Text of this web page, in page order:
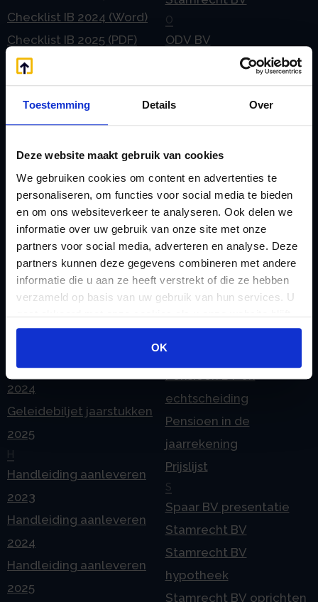
Toestemming Details Over
Deze website maakt gebruik van cookies
We gebruiken cookies om content en advertenties te
personaliseren, om functies voor social media te bieden
en om ons websiteverkeer te analyseren. Ook delen we
informatie over uw gebruik van onze site met onze
partners voor social media, adverteren en analyse. Deze
partners kunnen deze gegevens combineren met andere
informatie die u aan ze heeft verstrekt of die ze hebben
verzameld op basis van uw gebruik van hun services. U
gaat akkoord met onze cookies als u onze website blijft
gebruiken.
OK
Checklist IB 2024 (Word)
Checklist IB 2025 (PDF)
Checklist IB 2025 (Word)
Contact
eHerkenning voor uw
Stamrecht BV
Emigratie
Emigratie Pensioen BV
Fiscale waardering
Flex BV oprichten of
omzetten
Geleidebiljet jaarstukken
Geleidebiljet jaarstukken
2024
Geleidebiljet jaarstukken
2025
H
Handleiding aanleveren
2023
Handleiding aanleveren
2024
Handleiding aanleveren
2025
O
ODV BV
Ontbinden Stamrecht
BV
Onzakelijke lening
Oprichten BV door
StamrechtBV.com
Overdracht vanuit
banksparen
Overgang naar
Stamrecht BV
P
Pensioen BV bij
overlijden
Pensioen BV en
echtscheiding
Pensioen in de
jaarrekening
Prijslijst
S
Spaar BV presentatie
Stamrecht BV
Stamrecht BV
hypotheek
Stamrecht BV oprichten